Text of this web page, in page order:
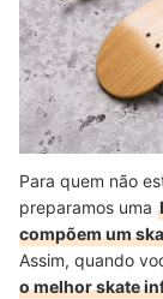
Para quem não
preparamos uma
compõem um
Assim, quando
o melhor skate